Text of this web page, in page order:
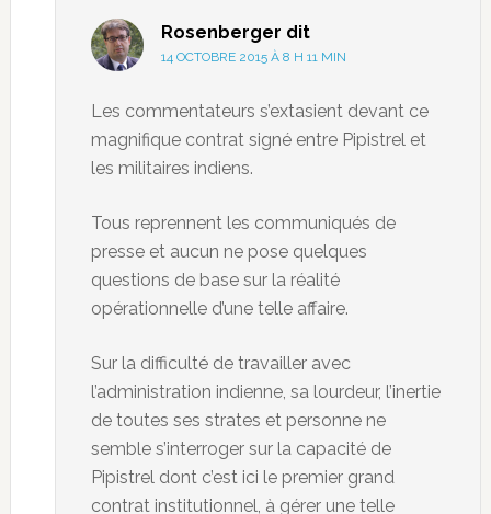
Rosenberger dit
14 OCTOBRE 2015 À 8 H 11 MIN
Les commentateurs s’extasient devant ce
magnifique contrat signé entre Pipistrel et
les militaires indiens.
Tous reprennent les communiqués de
presse et aucun ne pose quelques
questions de base sur la réalité
opérationnelle d’une telle affaire.
Sur la difficulté de travailler avec
l’administration indienne, sa lourdeur, l’inertie
de toutes ses strates et personne ne
semble s’interroger sur la capacité de
Pipistrel dont c’est ici le premier grand
contrat institutionnel, à gérer une telle